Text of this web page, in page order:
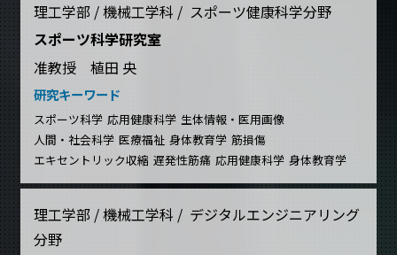
理工学部 / 機械工学科 / スポーツ健康科学分野
スポーツ科学研究室
准教授 植田 央
研究キーワード
スポーツ科学 応用健康科学 生体情報・医用画像
人間・社会科学 医療福祉 身体教育学 筋損傷
エキセントリック収縮 遅発性筋痛 応用健康科学 身体教育学
理工学部 / 機械工学科 / デジタルエンジニアリング
分野